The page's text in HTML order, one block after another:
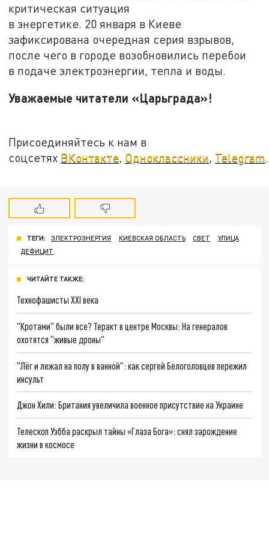
критическая ситуация
в энергетике. 20 января в Киеве
зафиксирована очередная серия взрывов,
после чего в городе возобновились перебои
в подаче электроэнергии, тепла и воды.
Уважаемые читатели «Царьграда»!
Присоединяйтесь к нам в
соцсетях ВКонтакте, Одноклассники, Telegram.
ТЕГИ: ЭЛЕКТРОЭНЕРГИЯ КИЕВСКАЯ ОБЛАСТЬ СВЕТ
УЛИЦА
ДЕФИЦИТ
ЧИТАЙТЕ ТАКЖЕ:
Технофашисты XXI века
"Кротами" были все? Теракт в центре Москвы: На генералов
охотятся "живые дроны"
"Лёг и лежал на полу в ванной": как сергей Белоголовцев пережил
инсульт
Джон Хили: Британия увеличила военное присутствие на Украине
Телескоп Уэбба раскрыл тайны «Глаза Бога»: снял зарождение
жизни в космосе